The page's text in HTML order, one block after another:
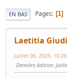
EN BAS Pages 1
Laetitia
Juillet 06, 2026,
Dernière édition: